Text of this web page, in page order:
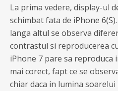
La prima vedere, display-ul
schimbat fata de iPhone
langa altul se observa
contrastul si reproducerea
iPhone 7 pare sa
mai corect, fapt ce se
chiar daca in lumina